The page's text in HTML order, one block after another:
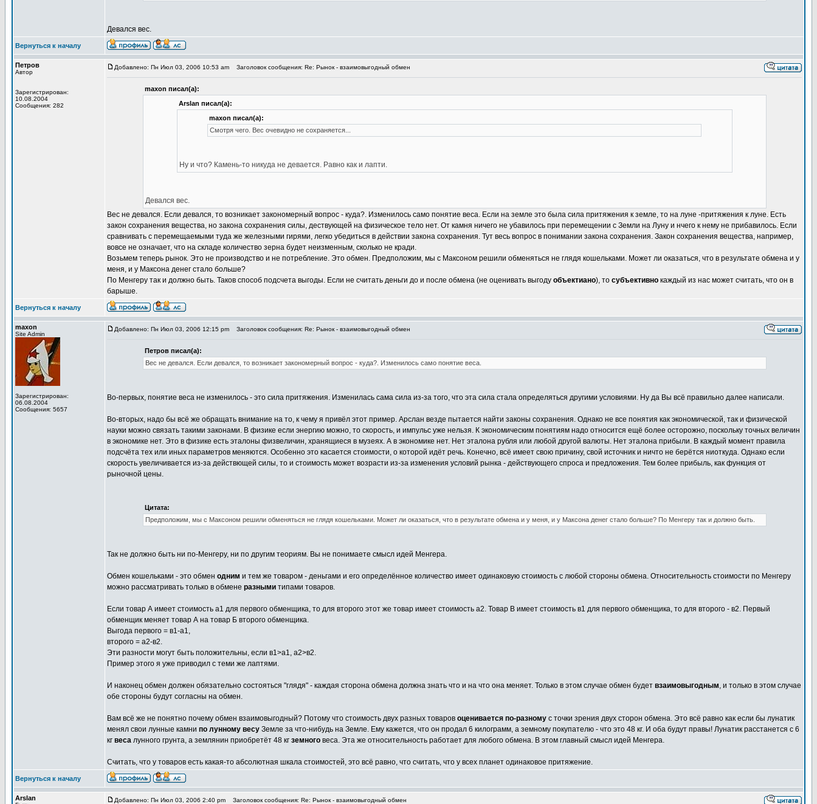
Девался вес.
Вернуться к началу
Петров
Автор
Зарегистрирован:
10.08.2004
Сообщения: 282
Добавлено: Пн Июл 03, 2006 10:53 am Заголовок сообщения: Re: Рынок - взаимовыгодный обмен
maxon писал(а):
Arslan писал(а):
maxon писал(а):
Смотря чего. Вес очевидно не сохраняется...
Ну и что? Камень-то никуда не девается. Равно как и лапти.
Девался вес.
Вес не девался. Если девался, то возникает закономерный вопрос - куда?. Изменилось само понятие веса. Если на земле это была сила притяжения к земле, то на луне -притяжения к луне. Есть
закон сохранения вещества, но закона сохранения силы, дествующей на физическое тело нет. От камня ничего не убавилось при перемещении с Земли на Луну и нчего к нему не прибавилось. Если
сравнивать с перемещаемыми туда же железными гирями, легко убедиться в действии закона сохранения. Тут весь вопрос в понимании закона сохранения. Закон сохранения вещества, например,
вовсе не означает, что на складе количество зерна будет неизменным, сколько не кради.
Возьмем теперь рынок. Это не производство и не потребление. Это обмен. Предположим, мы с Максоном решили обменяться не глядя кошельками. Может ли оказаться, что в результате обмена и у
меня, и у Максона денег стало больше?
По Менгеру так и должно быть. Таков способ подсчета выгоды. Если не считать деньги до и после обмена (не оценивать выгоду объектиано), то субъективно каждый из нас может считать, что он в
барыше.
Вернуться к началу
maxon
Site Admin
Зарегистрирован:
06.08.2004
Сообщения: 5657
Добавлено: Пн Июл 03, 2006 12:15 pm Заголовок сообщения: Re: Рынок - взаимовыгодный обмен
Петров писал(а):
Вес не девался. Если девался, то возникает закономерный вопрос - куда?. Изменилось само понятие веса.
Во-первых, понятие веса не изменилось - это сила притяжения. Изменилась сама сила из-за того, что эта сила стала определяться другими условиями. Ну да Вы всё правильно далее написали.
Во-вторых, надо бы всё же обращать внимание на то, к чему я привёл этот пример. Арслан везде пытается найти законы сохранения. Однако не все понятия как экономической, так и физической
науки можно связать такими законами. В физике если энергию можно, то скорость, и импульс уже нельзя. К экономическим понятиям надо относится ещё более осторожно, поскольку точных величин
в экономике нет. Это в физике есть эталоны физвеличин, хранящиеся в музеях. А в экономике нет. Нет эталона рубля или любой другой валюты. Нет эталона прибыли. В каждый момент правила
подсчёта тех или иных параметров меняются. Особенно это касается стоимости, о которой идёт речь. Конечно, всё имеет свою причину, свой источник и ничто не берётся ниоткуда. Однако если
скорость увеличивается из-за действющей силы, то и стоимость может возрасти из-за изменения условий рынка - действующего спроса и предложения. Тем более прибыль, как функция от
рыночной цены.
Цитата:
Предположим, мы с Максоном решили обменяться не глядя кошельками. Может ли оказаться, что в результате обмена и у меня, и у Максона денег стало больше? По Менгеру так и должно быть.
Так не должно быть ни по-Менгеру, ни по другим теориям. Вы не понимаете смысл идей Менгера.
Обмен кошельками - это обмен одним и тем же товаром - деньгами и его определённое количество имеет одинаковую стоимость с любой стороны обмена. Относительность стоимости по Менгеру
можно рассматривать только в обмене разными типами товаров.
Если товар А имеет стоимость а1 для первого обменщика, то для второго этот же товар имеет стоимость а2. Товар В имеет стоимость в1 для первого обменщика, то для второго - в2. Первый
обменщик меняет товар А на товар Б второго обменщика.
Выгода первого = в1-а1,
второго = а2-в2.
Эти разности могут быть положительны, если в1>a1, a2>в2.
Пример этого я уже приводил с теми же лаптями.
И наконец обмен должен обязательно состояться "глядя" - каждая сторона обмена должна знать что и на что она меняет. Только в этом случае обмен будет взаимовыгодным, и только в этом случае
обе стороны будут согласны на обмен.
Вам всё же не понятно почему обмен взаимовыгодный? Потому что стоимость двух разных товаров оценивается по-разному с точки зрения двух сторон обмена. Это всё равно как если бы лунатик
менял свои лунные камни по лунному весу Земле за что-нибудь на Земле. Ему кажется, что он продал 6 килограмм, а земному покупателю - что это 48 кг. И оба будут правы! Лунатик расстанется с 6
кг веса лунного грунта, а землянин приобретёт 48 кг земного веса. Эта же относительность работает для любого обмена. В этом главный смысл идей Менгера.
Считать, что у товаров есть какая-то абсолютная шкала стоимостей, это всё равно, что считать, что у всех планет одинаковое притяжение.
Вернуться к началу
Arslan Добавлено: Пн Июл 03, 2006 2:40 pm Заголовок сообщения: Re: Рынок - взаимовыгодный обмен